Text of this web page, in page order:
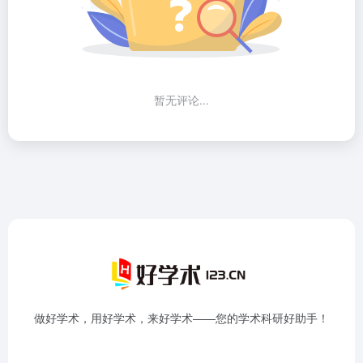
暂无评论...
做好学术，用好学术，来好学术——您的学术科研好助手！